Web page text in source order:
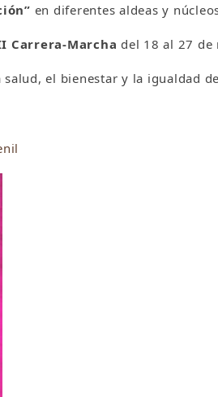
en diferentes aldeas y
Carrera-Marcha del 18 al 27 de
el bienestar y la igualdad